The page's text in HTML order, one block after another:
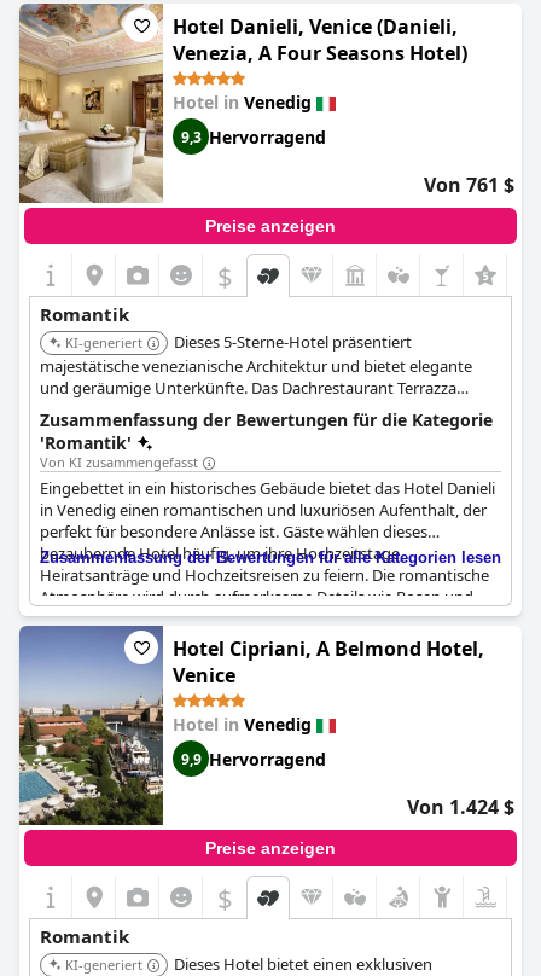
bieten ein unvergessliches romantisches Erlebnis.
Hotel Danieli, Venice (Danieli,
Venezia, A Four Seasons Hotel)
Hotel in Venedig
9,3 Hervorragend
Von 761 $
Preise anzeigen
$
Romantik
KI-generiert
Dieses 5-Sterne-Hotel präsentiert
majestätische venezianische Architektur und bietet elegante
und geräumige Unterkünfte. Das Dachrestaurant Terrazza
Danieli bietet spektakuläre Ausblicke auf Venedigs Wahrzeichen
und bereichert das romantische Erlebnis.
Zusammenfassung der Bewertungen für die Kategorie
'Romantik'
Von KI zusammengefasst
Eingebettet in ein historisches Gebäude bietet das Hotel Danieli
in Venedig einen romantischen und luxuriösen Aufenthalt, der
perfekt für besondere Anlässe ist. Gäste wählen dieses
bezaubernde Hotel häufig, um ihre Hochzeitstage,
Heiratsanträge und Hochzeitsreisen zu feiern. Die romantische
Atmosphäre wird durch aufmerksame Details wie Rosen und
Schokoladenleckereien verstärkt, die jeden Aufenthalt magisch
erscheinen lassen. Seine romantische Lage und sein charmantes
Ambiente schaffen die perfekte Kulisse für einen romantischen
Wochenendausflug. Dieses romantische Hotel fängt wirklich die
Essenz der Liebe ein und schafft unvergessliche Erinnerungen
für Paare.
Zusammenfassung der Bewertungen für alle Kategorien lesen
Hotel Cipriani, A Belmond Hotel,
Venice
Hotel in Venedig
9,9 Hervorragend
Von 1.424 $
Preise anzeigen
$
Romantik
KI-generiert
Dieses Hotel bietet einen exklusiven